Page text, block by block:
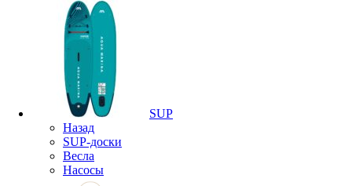
SUP
Назад
SUP-доски
Весла
Насосы